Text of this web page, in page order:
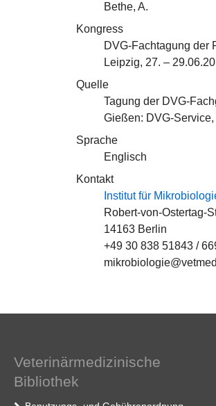
Bethe, A.
Kongress
DVG-Fachtagung der
Leipzig, 27. –
Quelle
Tagung der DVG-
Gießen: DVG-
Sprache
Englisch
Kontakt
Institut für
Robert-von-Ostertag-
14163 Berlin
+49 30 838 51843 /
Veterinärmedizinische
Bibliothek